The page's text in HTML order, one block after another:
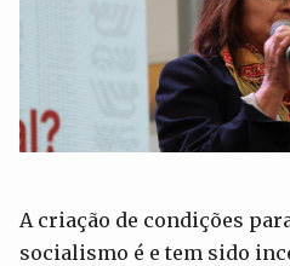
A criação de condições
socialismo é e tem sido